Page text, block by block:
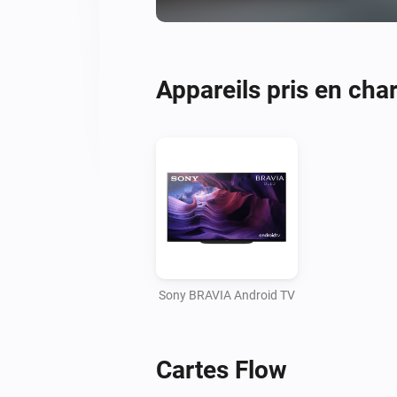
Appareils pris en
Sony BRAVIA Android TV
Cartes Flow